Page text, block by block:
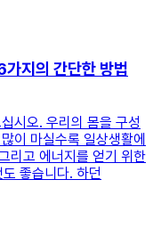
지의 간단한 방법
시오. 우리의 몸을 구성
이 마실수록 일상생활에
리고 에너지를 얻기 위한
좋습니다. 하던